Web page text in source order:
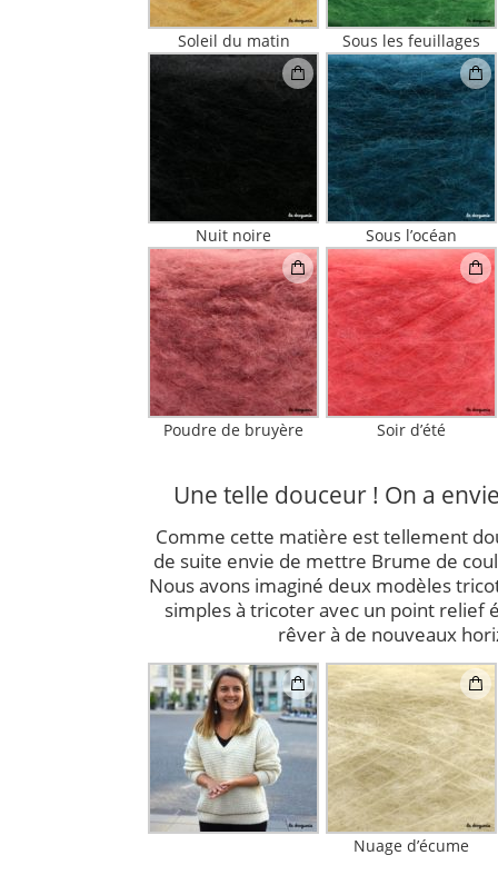
Soleil du matin Sous les feuillages
Nuit noire Sous l’océan
Poudre de bruyère Soir d’été
Une telle douceur ! On a
Comme cette matière est tellement
de suite envie de mettre Brume de
Nous avons imaginé deux modèles
simples à tricoter avec un point relief
rêver à de nouveaux
Nuage d’écume